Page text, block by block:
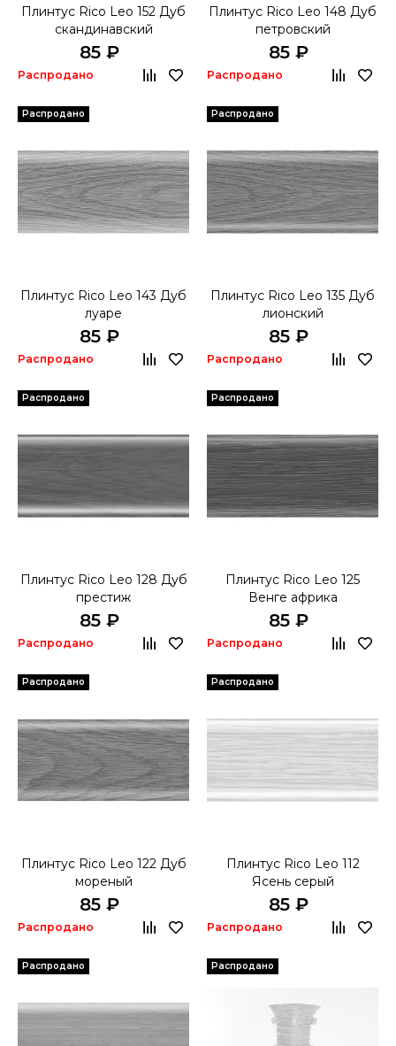
Плинтус Rico Leo 152 Дуб
скандинавский
85 ₽
Распродано
Плинтус Rico Leo 148 Дуб
петровский
85 ₽
Распродано
Распродано
Плинтус Rico Leo 143 Дуб
луаре
85 ₽
Распродано
Распродано
Плинтус Rico Leo 135 Дуб
лионский
85 ₽
Распродано
Распродано
Плинтус Rico Leo 128 Дуб
престиж
85 ₽
Распродано
Распродано
Плинтус Rico Leo 125
Венге африка
85 ₽
Распродано
Распродано
Плинтус Rico Leo 122 Дуб
мореный
85 ₽
Распродано
Распродано
Плинтус Rico Leo 112
Ясень серый
85 ₽
Распродано
Распродано Распродано